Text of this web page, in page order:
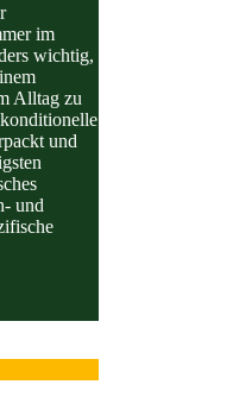
im
wichtig,
Alltag zu
und
und